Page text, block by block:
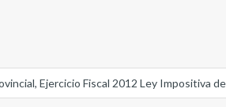
Ejercicio Fiscal 2012 Ley Impositiva